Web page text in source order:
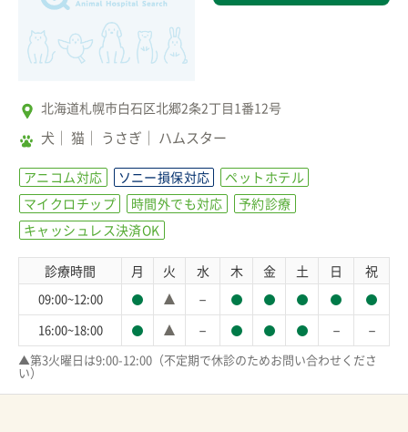
北海道札幌市白石区北郷2条2丁目1番12号
犬 猫 うさぎ ハムスター
アニコム対応 ソニー損保対応
ペットホテル
マイクロチップ
時間外でも対応
予約診療
キャッシュレス決済OK
診療時間 月 火 水 木 金 土 日 祝
09:00~12:00 －
16:00~18:00 － － －
▲第3火曜日は9:00-12:00（不定期で休診のためお問い合わせくださ
い）